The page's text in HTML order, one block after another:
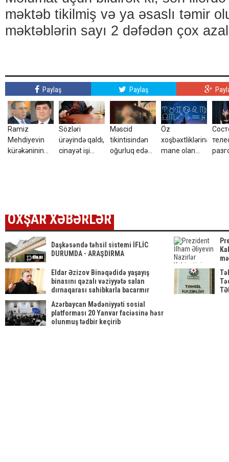
məktəb tikilmiş və ya əsaslı təmir
məktəblərin sayı 2 dəfədən çox
Paylaş Paylaş
Ramiz
Mehdiyevin
kürəkəninin
arxivlər və... -
ŞOK
DETALLAR
Sözləri
ürəyində qaldı,
cinayət işi
Məscid
tikintisindən
oğurluq edən
Öz
xoşbəxtliklərinə
mane olan
OXŞAR XƏBƏRLƏR
Daşkəsəndə təhsil sistemi İFLİC
DURUMDA - ARAŞDIRMA
Eldar Əzizov Binəqədidə yaşayış
binasını qəzalı vəziyyətə salan
dırnaqarası sahibkarla bacarmır
Azərbaycan Mədəniyyəti sosial
platforması 20 Yanvar faciəsinə həsr
olunmuş tədbir keçirib